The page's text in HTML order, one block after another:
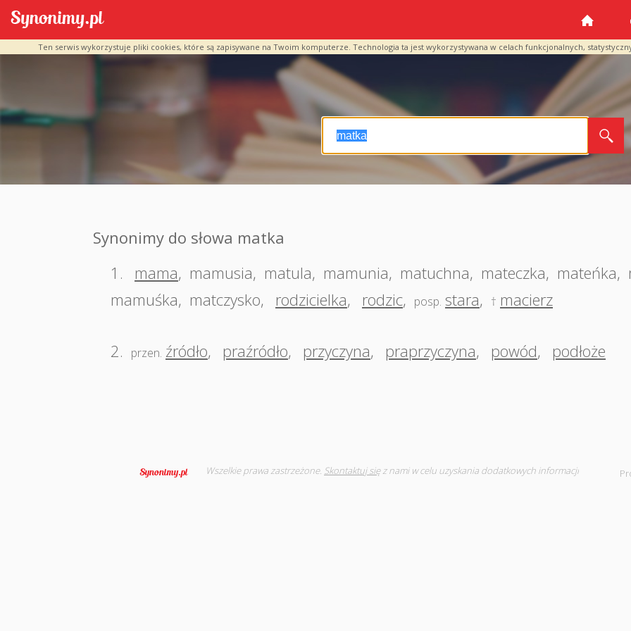
Ten serwis wykorzystuje pliki cookies, które są zapisywane na Twoim komputerze. Technologia ta jest wykorzystywana w celach funkcjonalnych,
Synonimy do słowa matka
1.
mama, mamusia, matula, mamunia, matuchna, mateczka, mateńka,
mamuśka, matczysko, rodzicielka, rodzic, posp. stara, † macierz
2. przen. źródło, praźródło, przyczyna, praprzyczyna, powód, podłoże
Wszelkie prawa zastrzeżone. Skontaktuj sięz nami w celu uzyskania dodatkowych informacji